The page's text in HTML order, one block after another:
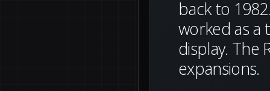
back to
worked as a
display. The
expansions.